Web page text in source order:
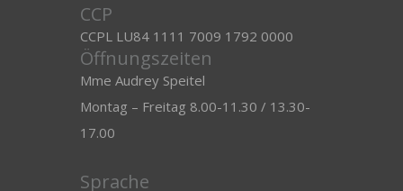
CCP
CCPL LU84 1111 7009 1792 0000
Öffnungszeiten
Mme Audrey Speitel
Montag – Freitag 8.00-11.30 / 13.30-
17.00
Sprache